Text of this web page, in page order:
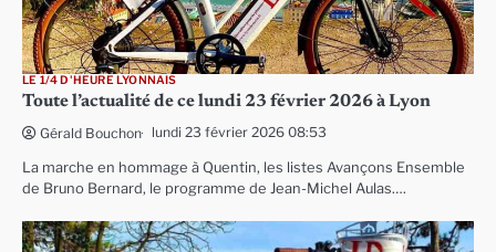
LE 1/4 D'HEURE LYONNAIS
Toute l’actualité de ce lundi 23 février 2026 à Lyon
Gérald Bouchon lundi 23 février 2026 08:53
La marche en hommage à Quentin, les listes Avançons Ensemble
de Bruno Bernard, le programme de Jean-Michel Aulas….